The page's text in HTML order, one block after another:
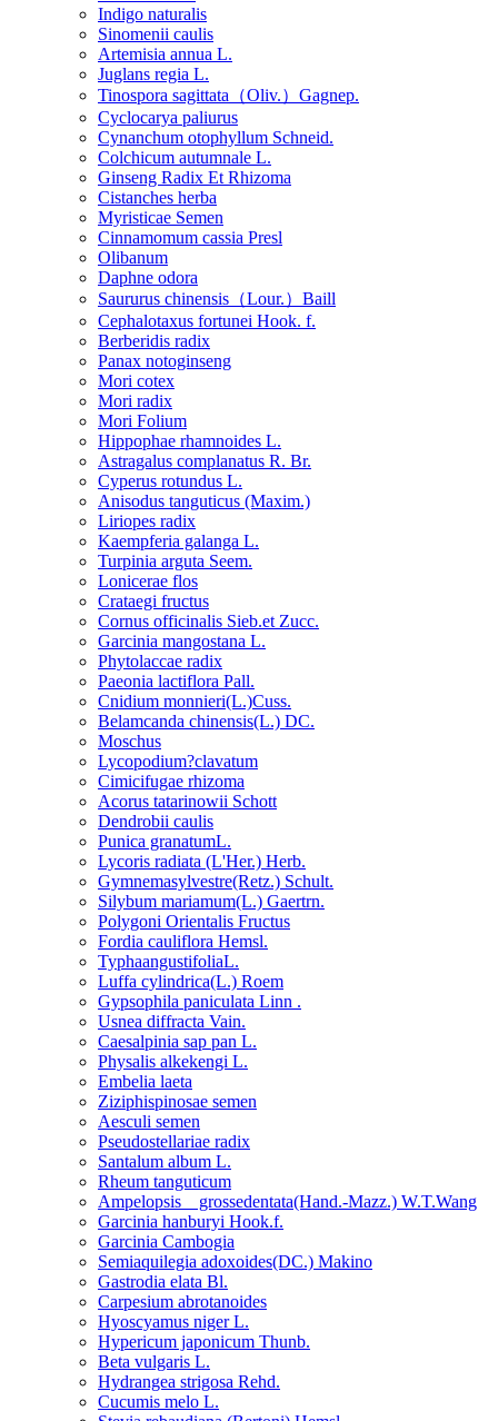
Indigo naturalis
Sinomenii caulis
Artemisia annua L.
Juglans regia L.
Tinospora sagittata（Oliv.）Gagnep.
Cyclocarya paliurus
Cynanchum otophyllum Schneid.
Colchicum autumnale L.
Ginseng Radix Et Rhizoma
Cistanches herba
Myristicae Semen
Cinnamomum cassia Presl
Olibanum
Daphne odora
Saururus chinensis（Lour.）Baill
Cephalotaxus fortunei Hook. f.
Berberidis radix
Panax notoginseng
Mori cotex
Mori radix
Mori Folium
Hippophae rhamnoides L.
Astragalus complanatus R. Br.
Cyperus rotundus L.
Anisodus tanguticus (Maxim.)
Liriopes radix
Kaempferia galanga L.
Turpinia arguta Seem.
Lonicerae flos
Crataegi fructus
Cornus officinalis Sieb.et Zucc.
Garcinia mangostana L.
Phytolaccae radix
Paeonia lactiflora Pall.
Cnidium monnieri(L.)Cuss.
Belamcanda chinensis(L.) DC.
Moschus
Lycopodium?clavatum
Cimicifugae rhizoma
Acorus tatarinowii Schott
Dendrobii caulis
Punica granatumL.
Lycoris radiata (L'Her.) Herb.
Gymnemasylvestre(Retz.) Schult.
Silybum mariamum(L.) Gaertrn.
Polygoni Orientalis Fructus
Fordia cauliflora Hemsl.
TyphaangustifoliaL.
Luffa cylindrica(L.) Roem
Gypsophila paniculata Linn .
Usnea diffracta Vain.
Caesalpinia sap pan L.
Physalis alkekengi L.
Embelia laeta
Ziziphispinosae semen
Aesculi semen
Pseudostellariae radix
Santalum album L.
Rheum tanguticum
Ampelopsis grossedentata(Hand.-Mazz.) W.T.Wang
Garcinia hanburyi Hook.f.
Garcinia Cambogia
Semiaquilegia adoxoides(DC.) Makino
Gastrodia elata Bl.
Carpesium abrotanoides
Hyoscyamus niger L.
Hypericum japonicum Thunb.
Beta vulgaris L.
Hydrangea strigosa Rehd.
Cucumis melo L.